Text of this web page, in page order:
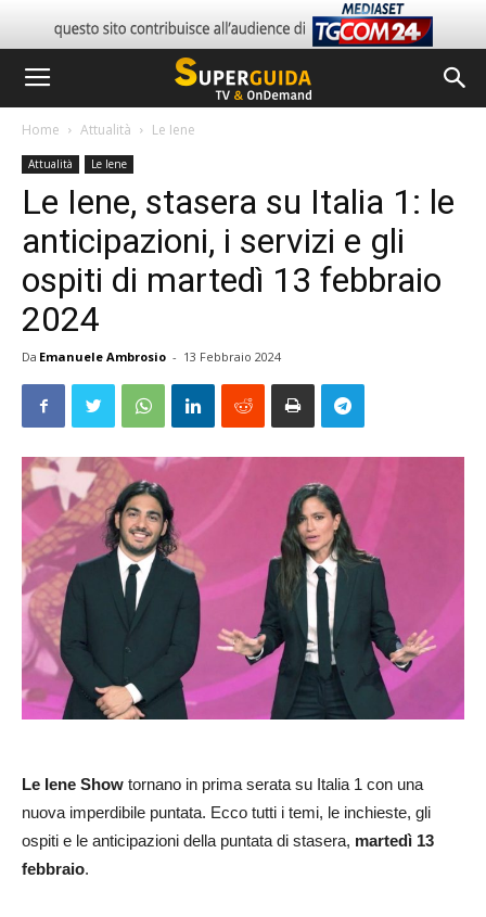
Home Attualità Le Iene
Attualità Le Iene
Le Iene, stasera su Italia 1: le
anticipazioni, i servizi e gli
ospiti di martedì 13 febbraio
2024
Da Emanuele Ambrosio - 13 Febbraio 2024
Le Iene Show tornano in prima serata su Italia 1 con una
nuova imperdibile puntata. Ecco tutti i temi, le inchieste, gli
ospiti e le anticipazioni della puntata di stasera, martedì 13
febbraio.